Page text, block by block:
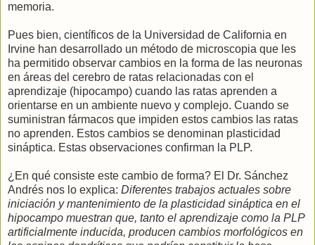
memoria.
Pues bien, científicos de la Universidad de California en
Irvine han desarrollado un método de microscopia que les
ha permitido observar cambios en la forma de las neuronas
en áreas del cerebro de ratas relacionadas con el
aprendizaje (hipocampo) cuando las ratas aprenden a
orientarse en un ambiente nuevo y complejo. Cuando se
suministran fármacos que impiden estos cambios las ratas
no aprenden. Estos cambios se denominan plasticidad
sináptica. Estas observaciones confirman la PLP.
¿En qué consiste este cambio de forma? El Dr. Sánchez
Andrés nos lo explica: Diferentes trabajos actuales sobre
iniciación y mantenimiento de la plasticidad sináptica en el
hipocampo muestran que, tanto el aprendizaje como la PLP
artificialmente inducida, producen cambios morfológicos en